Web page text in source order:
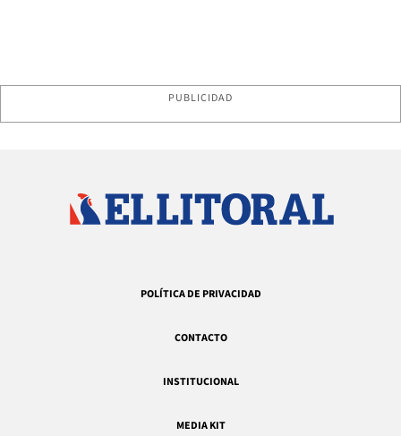
PUBLICIDAD
POLÍTICA DE PRIVACIDAD
CONTACTO
INSTITUCIONAL
MEDIA KIT